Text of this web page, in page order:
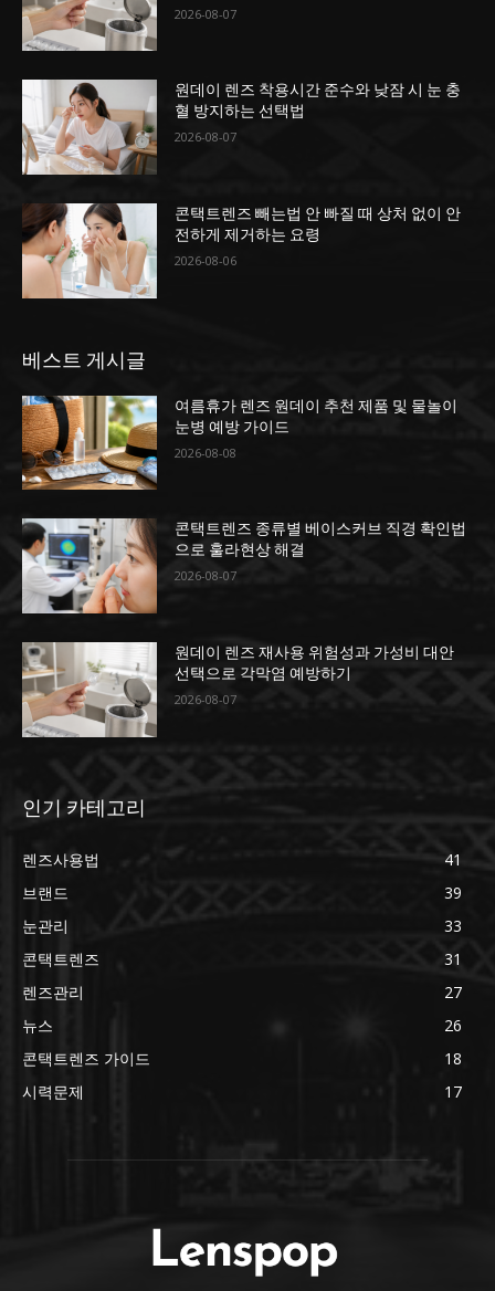
2026-08-07
원데이 렌즈 착용시간 준수와 낮잠 시 눈 충
혈 방지하는 선택법
2026-08-07
콘택트렌즈 빼는법 안 빠질 때 상처 없이 안
전하게 제거하는 요령
2026-08-06
베스트 게시글
여름휴가 렌즈 원데이 추천 제품 및 물놀이
눈병 예방 가이드
2026-08-08
콘택트렌즈 종류별 베이스커브 직경 확인법
으로 훌라현상 해결
2026-08-07
원데이 렌즈 재사용 위험성과 가성비 대안
선택으로 각막염 예방하기
2026-08-07
인기 카테고리
렌즈사용법
41
브랜드
39
눈관리
33
콘택트렌즈
31
렌즈관리
27
뉴스
26
콘택트렌즈 가이드
18
시력문제
17